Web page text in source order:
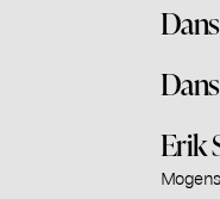
Erik